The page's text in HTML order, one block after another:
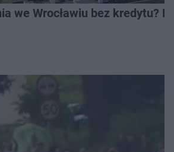
we Wrocławiu bez kredytu?